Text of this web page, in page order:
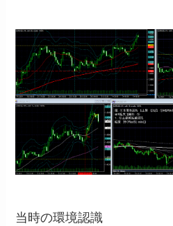
当時の環境認識